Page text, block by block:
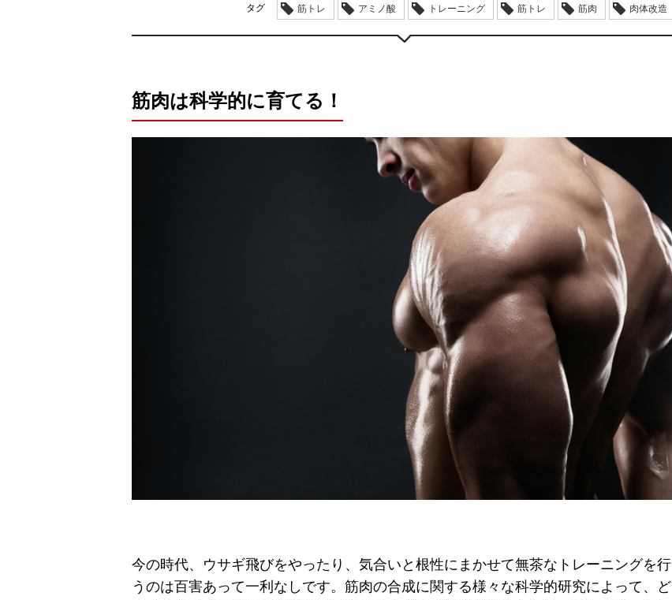
タグ 筋トレ アミノ酸 トレーニング 筋トレ 筋肉 肉体改造
筋肉は科学的に育てる！
今の時代、ウサギ飛びをやったり、気合いと根性にまかせて無茶なトレーニングを行
うのは百害あって一利なしです。筋肉の合成に関する様々な科学的研究によって、ど